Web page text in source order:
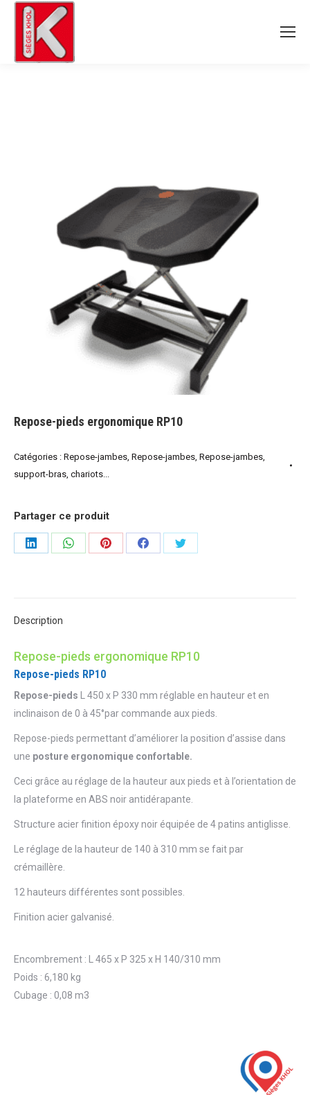
Repose-pieds ergonomique RP10
Catégories : Repose-jambes, Repose-jambes, Repose-jambes,
support-bras, chariots...
Partager ce produit
Share
Share
Share
Share
Share
Description
Repose-pieds ergonomique RP10
Repose-pieds RP10
Repose-pieds L 450 x P 330 mm réglable en hauteur et en
inclinaison de 0 à 45°par commande aux pieds.
Repose-pieds permettant d’améliorer la position d’assise dans
une posture ergonomique confortable.
Ceci grâce au réglage de la hauteur aux pieds et à l’orientation de
la plateforme en ABS noir antidérapante.
Structure acier finition époxy noir équipée de 4 patins antiglisse.
Le réglage de la hauteur de 140 à 310 mm se fait par
crémaillère.
12 hauteurs différentes sont possibles.
Finition acier galvanisé.
Encombrement : L 465 x P 325 x H 140/310 mm
Poids : 6,180 kg
Cubage : 0,08 m3